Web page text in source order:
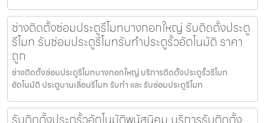
ช่างติดตั้งซ่อมประตูรีโมทบางกอกใหญ่ รับติดตั้งประตู
รีโมท รับซ่อมประตูรีโมทรับทำประตูรั้วอัตโนมัติ ราคา
ถูก
ช่างติดตั้งซ่อมประตูรีโมทบางกอกใหญ่ บริการติดตั้งประตูรั้วรีโมท
อัตโนมัติ ประตูบานเลื่อนรีโมท รับทำ และ รับซ่อมประตูรีโมท
รับติดตั้งประตูรั้วอัตโนมัติพนัสนิคม บริการรับติดตั้ง